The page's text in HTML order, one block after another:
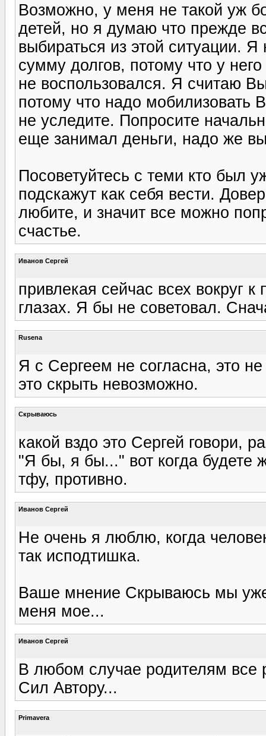
Возможно, у меня не такой уж
детей, но я думаю что прежде
выбираться из этой ситуации.
сумму долгов, потому что у
не воспользовался. Я считаю
потому что надо
не уследите. Попросите
еще занимал деньги, надо же
Посоветуйтесь с теми кто был
подскажут как себя вести.
любите, и значит все можно
счастье.
Иванов Сергей
привлекая сейчас всех вокруг
глазах. Я бы не советовал.
Rusena
Я с Сергеем не согласна, это
это скрыть невозможно.
Скрываюсь
какой вздо это Сергей говори,
"Я бы, я бы..." вот когда будете
тфу, противно.
Иванов Сергей
Не очень я люблю, когда
так исподтишка.
Ваше мнение Скрываюсь мы
меня мое...
Иванов Сергей
В любом случае родителям все
Сил Автору...
Primavera